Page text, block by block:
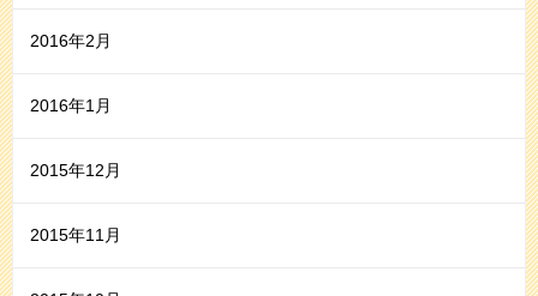
2016年2月
2016年1月
2015年12月
2015年11月